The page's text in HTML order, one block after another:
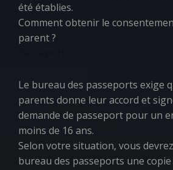
été établies.
Comment obtenir le
parent ?
Le bureau des passeports exige
parents donne leur accord et
demande de passeport pour un
moins de 16 ans.
Selon votre situation, vous
bureau des passeports une